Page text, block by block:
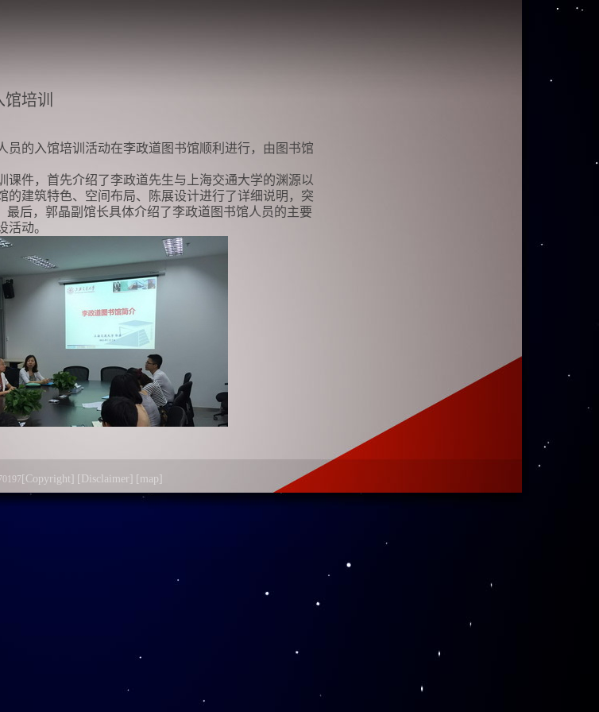
培训
的入馆培训活动在李政道图书馆顺利进行，由图书馆
件，首先介绍了李政道先生与上海交通大学的渊源以
的建筑特色、空间布局、陈展设计进行了详细说明，突
最后，郭晶副馆长具体介绍了李政道图书馆人员的主要
活动。
及李政道图书馆的认知，关注度和荣誉感不断提升，
[Copyright] [Disclaimer] [map]